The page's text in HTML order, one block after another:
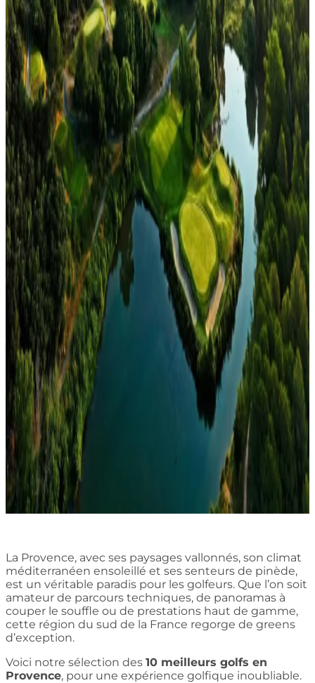
La Provence, avec ses paysages vallonnés, son climat
méditerranéen ensoleillé et ses senteurs de pinède,
est un véritable paradis pour les golfeurs. Que l’on soit
amateur de parcours techniques, de panoramas à
couper le souffle ou de prestations haut de gamme,
cette région du sud de la France regorge de greens
d’exception.
Voici notre sélection des 10 meilleurs golfs en
Provence, pour une expérience golfique inoubliable.